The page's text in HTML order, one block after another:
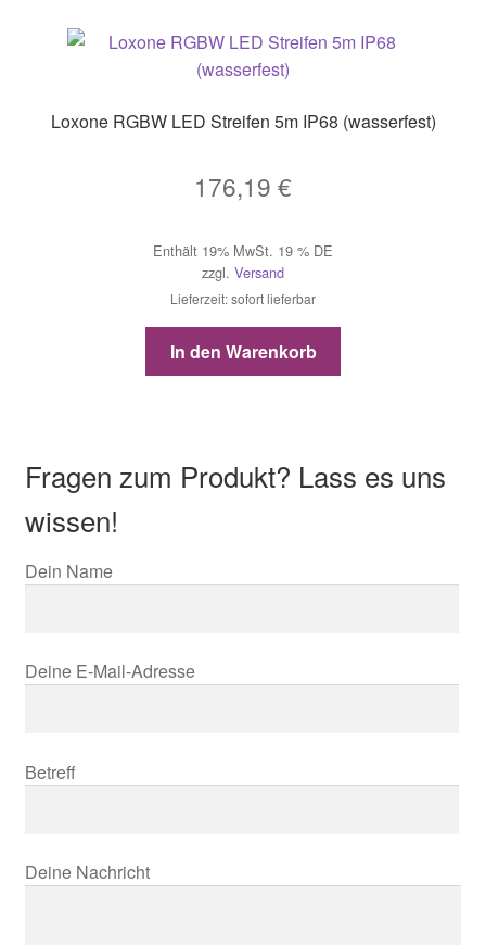
Loxone RGBW LED Streifen 5m IP68 (wasserfest)
176,19 €
Enthält 19% MwSt. 19 % DE
zzgl. Versand
Lieferzeit: sofort lieferbar
In den Warenkorb
Fragen zum Produkt? Lass es uns
wissen!
Dein Name
Deine E-Mail-Adresse
Betreff
Deine Nachricht